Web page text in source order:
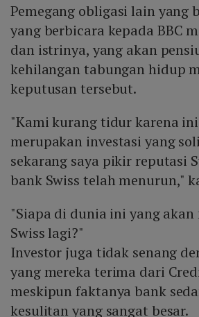
Pemegang obligasi lain yang
yang berbicara kepada BBC
dan istrinya, yang akan
kehilangan tabungan hidup
keputusan tersebut.
"Kami kurang tidur karena
merupakan investasi yang
sekarang saya pikir reputasi
bank Swiss telah menurun,"
"Siapa di dunia ini yang akan
Swiss lagi?"
Investor juga tidak senang
yang mereka terima dari
meskipun faktanya bank
kesulitan yang sangat besar.